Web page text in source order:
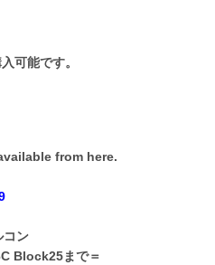
可能です。
from here.
コン
Block25まで＝